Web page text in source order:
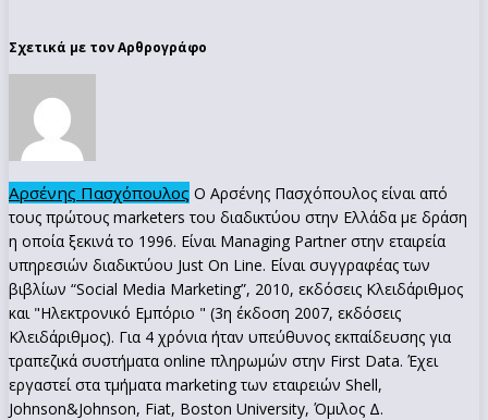
Σχετικά με τον Αρθρογράφο
Αρσένης Πασχόπουλος Ο Αρσένης Πασχόπουλος είναι από
τους πρώτους marketers του διαδικτύου στην Ελλάδα με δράση
η οποία ξεκινά το 1996. Είναι Managing Partner στην εταιρεία
υπηρεσιών διαδικτύου Just On Line. Είναι συγγραφέας των
βιβλίων “Social Media Marketing”, 2010, εκδόσεις Κλειδάριθμος
και "Ηλεκτρονικό Εμπόριο " (3η έκδοση 2007, εκδόσεις
Κλειδάριθμος). Για 4 χρόνια ήταν υπεύθυνος εκπαίδευσης για
τραπεζικά συστήματα online πληρωμών στην First Data. Έχει
εργαστεί στα τμήματα marketing των εταιρειών Shell,
Johnson&Johnson, Fiat, Boston University, Όμιλος Δ.